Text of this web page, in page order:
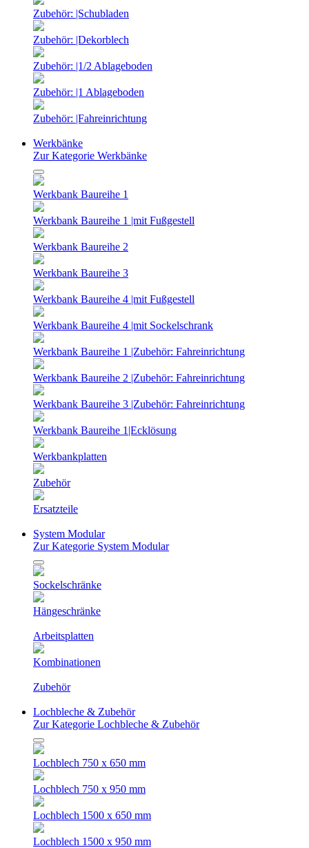
Zubehör: |Schubladen
Zubehör: |Dekorblech
Zubehör: |1/2 Ablageboden
Zubehör: |1 Ablageboden
Zubehör: |Fahreinrichtung
Werkbänke
Zur Kategorie Werkbänke
Werkbank Baureihe 1
Werkbank Baureihe 1 |mit Fußgestell
Werkbank Baureihe 2
Werkbank Baureihe 3
Werkbank Baureihe 4 |mit Fußgestell
Werkbank Baureihe 4 |mit Sockelschrank
Werkbank Baureihe 1 |Zubehör: Fahreinrichtung
Werkbank Baureihe 2 |Zubehör: Fahreinrichtung
Werkbank Baureihe 3 |Zubehör: Fahreinrichtung
Werkbank Baureihe 1|Ecklösung
Werkbankplatten
Zubehör
Ersatzteile
System Modular
Zur Kategorie System Modular
Sockelschränke
Hängeschränke
Arbeitsplatten
Kombinationen
Zubehör
Lochbleche & Zubehör
Zur Kategorie Lochbleche & Zubehör
Lochblech 750 x 650 mm
Lochblech 750 x 950 mm
Lochblech 1500 x 650 mm
Lochblech 1500 x 950 mm